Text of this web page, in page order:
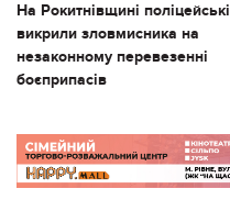
На Рокитнівщині поліцейські
викрили зловмисника на
незаконному перевезенні
боєприпасів